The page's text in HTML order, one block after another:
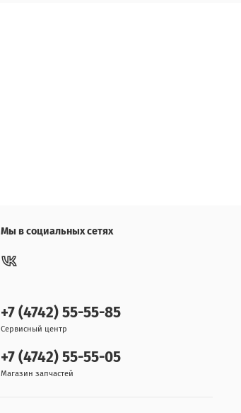
Мы в социальных сетях
+7 (4742) 55-55-85
Сервисный центр
+7 (4742) 55-55-05
Магазин запчастей